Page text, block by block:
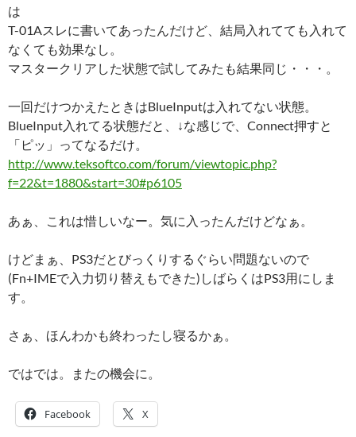
は
T-01Aスレに書いてあったんだけど、結局入れてても入れて
なくても効果なし。
マスタークリアした状態で試してみたも結果同じ・・・。
一回だけつかえたときはBlueInputは入れてない状態。
BlueInput入れてる状態だと、↓な感じで、Connect押すと
「ピッ」ってなるだけ。
http://www.teksoftco.com/forum/viewtopic.php?
f=22&t=1880&start=30#p6105
あぁ、これは惜しいなー。気に入ったんだけどなぁ。
けどまぁ、PS3だとびっくりするぐらい問題ないので
(Fn+IMEで入力切り替えもできた)しばらくはPS3用にしま
す。
さぁ、ほんわかも終わったし寝るかぁ。
ではでは。またの機会に。
Facebook X